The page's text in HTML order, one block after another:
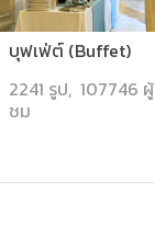
บุฟเฟ่ต์ (Buffet)
2241 รูป, 107746 ผู้
ชม